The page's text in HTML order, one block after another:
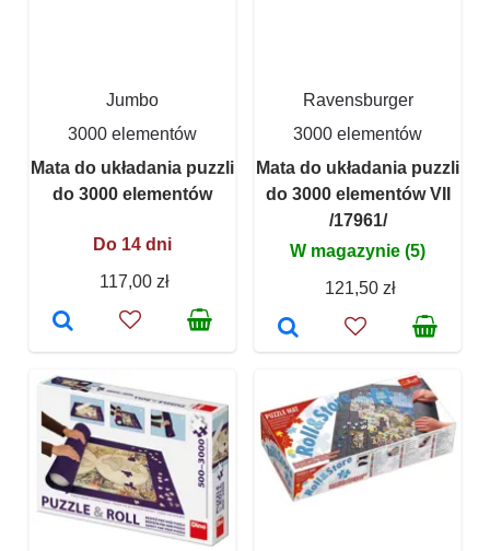
Jumbo
3000 elementów
Mata do układania puzzli
do 3000 elementów
Do 14 dni
117,00 zł
Ravensburger
3000 elementów
Mata do układania puzzli
do 3000 elementów VII
/17961/
W magazynie (5)
121,50 zł